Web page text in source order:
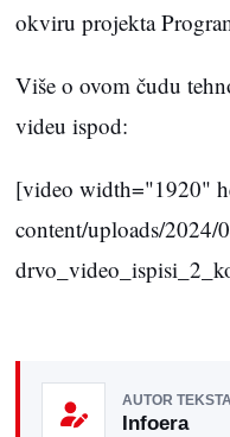
okviru projekta
Više o ovom čudu
videu ispod:
[video width="1920"
content/uploads/
AUTOR
Infoera